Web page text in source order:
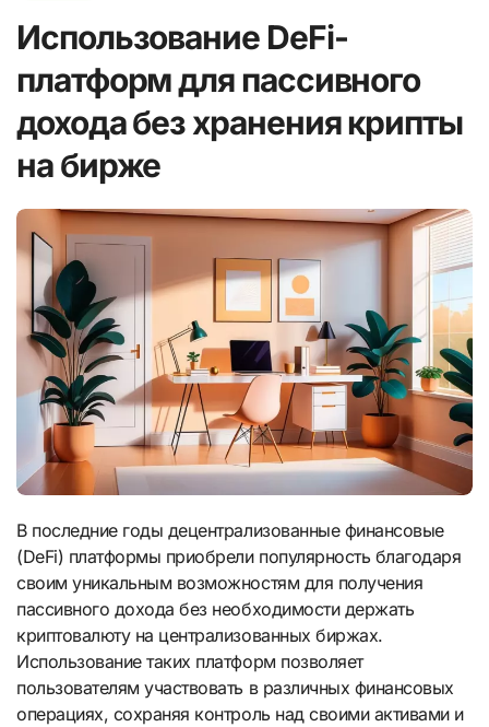
Использование DeFi-
платформ для пассивного
дохода без хранения крипты
на бирже
В последние годы децентрализованные финансовые
(DeFi) платформы приобрели популярность благодаря
своим уникальным возможностям для получения
пассивного дохода без необходимости держать
криптовалюту на централизованных биржах.
Использование таких платформ позволяет
пользователям участвовать в различных финансовых
операциях, сохраняя контроль над своими активами и